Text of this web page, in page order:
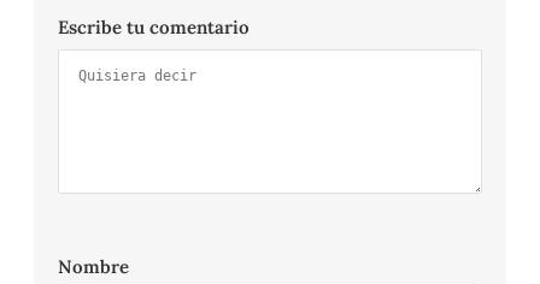
Escribe tu comentario
Nombre